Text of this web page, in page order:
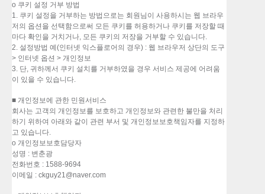
o 쿠키 설정 거부 방법
1. 쿠키 설정을 거부하는 방법으로는 회원님이 사용하시는 웹 브라우
저의 옵션을 선택함으로써 모든 쿠키를 허용하거나 쿠키를 저장할 때
마다 확인을 거치거나, 모든 쿠키의 저장을 거부할 수 있습니다.
2. 설정방법 예(인터넷 익스플로어의 경우) : 웹 브라우저 상단의 도구
> 인터넷 옵션 > 개인정보
3. 단, 귀하께서 쿠키 설치를 거부하였을 경우 서비스 제공에 어려움
이 있을 수 있습니다.
■ 개인정보에 관한 민원서비스
회사는 고객의 개인정보를 보호하고 개인정보와 관련한 불만을 처리
하기 위하여 아래와 같이 관련 부서 및 개인정보보호책임자를 지정하
고 있습니다.
o 개인정보보호담당자
성명 : 변춘광
전화번호 : 1588-9694
이메일 : ckguy21@naver.com